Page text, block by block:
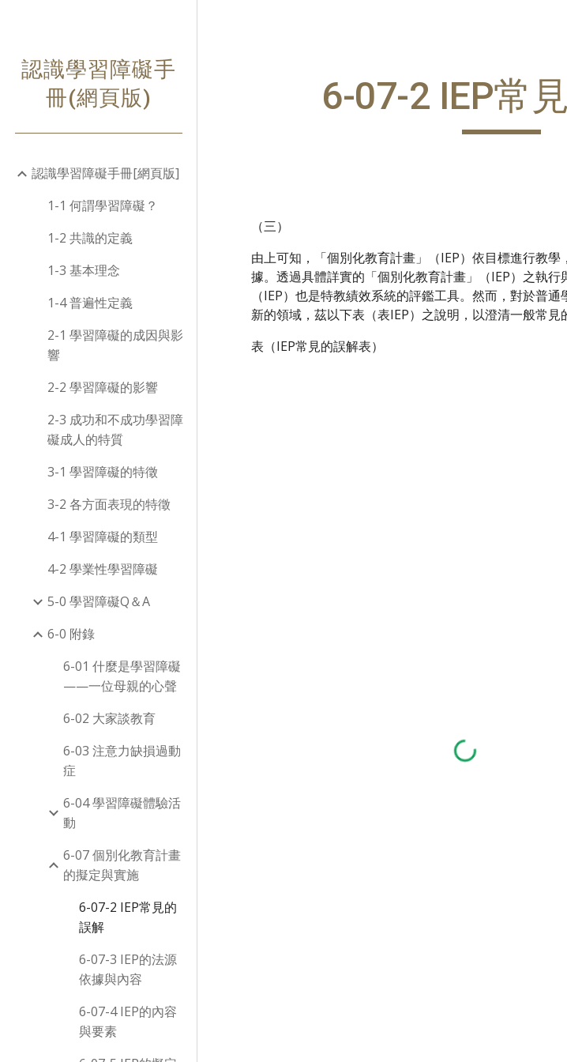
認識學習障礙手
冊(網頁版)
認識學習障礙手冊[網頁版]
1-1 何謂學習障礙？
1-2 共識的定義
1-3 基本理念
1-4 普遍性定義
2-1 學習障礙的成因與影
響
2-2 學習障礙的影響
2-3 成功和不成功學習障
礙成人的特質
3-1 學習障礙的特徵
3-2 各方面表現的特徵
4-1 學習障礙的類型
4-2 學業性學習障礙
5-0 學習障礙Q＆A
6-0 附錄
6-01 什麼是學習障礙
——一位母親的心聲
6-02 大家談教育
6-03 注意力缺損過動
症
6-04 學習障礙體驗活
動
6-07 個別化教育計畫
的擬定與實施
6-07-2 IEP常見的
誤解
6-07-3 IEP的法源
依據與內容
6-07-4 IEP的內容
與要素
6-07-2 IEP常
（三）
由上可知，「個別化教育計畫」（IEP）依目標進行教
據。透過具體詳實的「個別化教育計畫」（IEP）之執
（IEP）也是特教績效系統的評鑑工具。然而，對於普
新的領域，茲以下表（表IEP）之說明，以澄清一般常見
表（IEP常見的誤解表）